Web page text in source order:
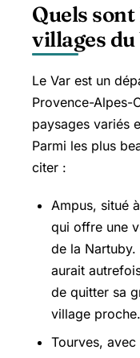
Quels sont
villages du
Le Var est un
Provence-Alpes-
paysages variés
Parmi les plus
citer :
Ampus, situé
qui offre une
de la
aurait
de quitter sa
village proche.
Tourves,